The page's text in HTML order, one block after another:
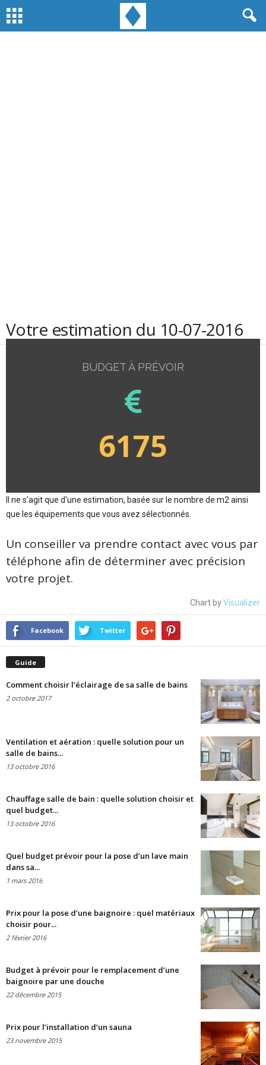
Votre estimation du 10-07-2016
BUDGET À PRÉVOIR
6175
Il ne s'agit que d'une estimation, basée sur le nombre de m2 ainsi
que les équipements que vous avez sélectionnés.
Un conseiller va prendre contact avec vous par
téléphone afin de déterminer avec précision
votre projet.
Chart byVisualizer
Facebook Twitter
Guide
Comment choisir l’éclairage de sa salle de bains
2 octobre 2017
Ventilation et aération : quelle solution pour un
salle de bains...
13 octobre 2016
Chauffage salle de bain : quelle solution choisir et
quel budget...
13 octobre 2016
Quel budget prévoir pour la pose d’un lave main
dans sa...
1 mars 2016
Prix pour la pose d’une baignoire : quel matériaux
choisir pour...
2 février 2016
Budget à prévoir pour le remplacement d’une
baignoire par une douche
22 décembre 2015
Prix pour l’installation d’un sauna
23 novembre 2015